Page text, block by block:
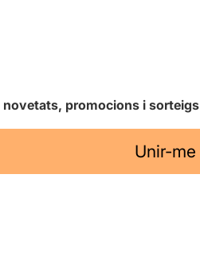
novetats, promocions i sorteigs
Unir-me